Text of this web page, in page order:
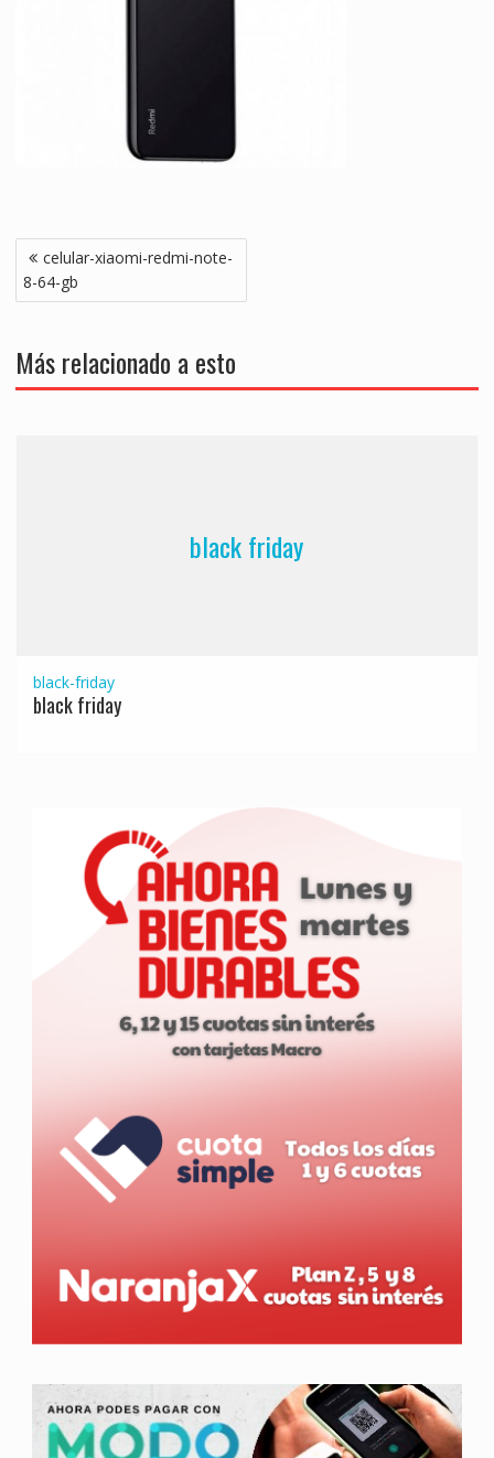
Navegación
de
entradas
celular-xiaomi-redmi-note-
8-64-gb
Más relacionado a esto
black friday
black-friday
black friday